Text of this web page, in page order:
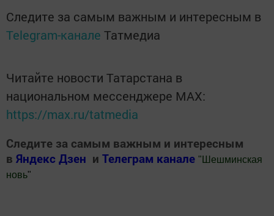
Следите за самым важным и интересным в
Telegram-канале Татмедиа
Читайте новости Татарстана в
национальном мессенджере MАХ:
https://max.ru/tatmedia
Следите за самым важным и интересным
в Яндекс Дзен и Телеграм канале " Шешминская
новь"